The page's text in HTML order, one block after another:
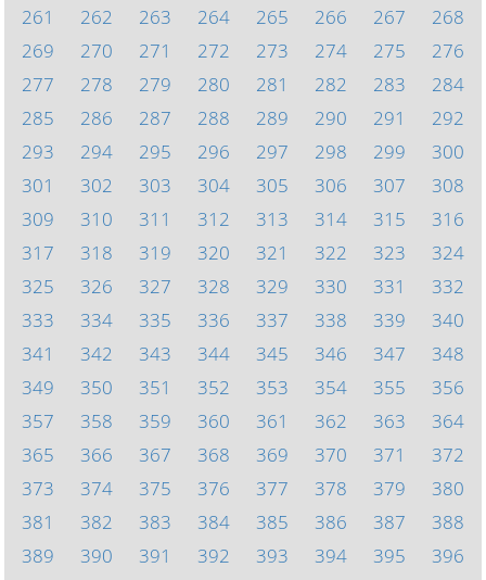
261
262 263 264 265 266 267
268
269
270 271 272 273 274 275
276
277
278 279 280 281 282 283
284
285
286 287 288 289 290 291
292
293
294 295 296 297 298 299
300
301
302 303 304 305 306 307
308
309
310 311 312 313 314 315
316
317
318 319 320 321 322 323
324
325
326 327 328 329 330 331
332
333
334 335 336 337 338 339
340
341
342 343 344 345 346 347
348
349
350 351 352 353 354 355
356
357
358 359 360 361 362 363
364
365
366 367 368 369 370 371
372
373
374 375 376 377 378 379
380
381
382 383 384 385 386 387
388
389
390 391 392 393 394 395
396